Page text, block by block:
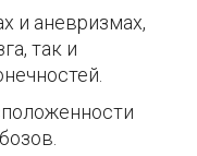
и аневризмах,
так и